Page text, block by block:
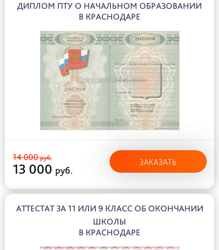
ДИПЛОМ ПТУ О НАЧАЛЬНОМ ОБРАЗОВАНИИ
В КРАСНОДАРЕ
14 000руб.
13 000 руб.
ЗАКАЗАТЬ
АТТЕСТАТ ЗА 11 ИЛИ 9 КЛАСС ОБ ОКОНЧАНИИ
ШКОЛЫ
В КРАСНОДАРЕ